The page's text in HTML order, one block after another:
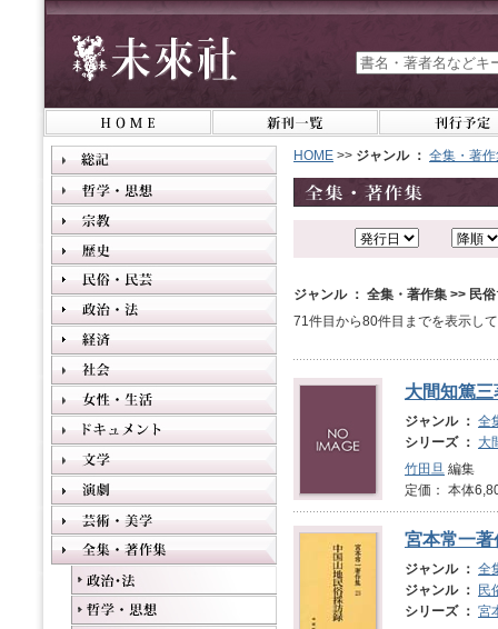
HOME >> ジャンル ： 全集・著
ジャンル ： 全集・著作集 >> 民俗
71件目から80件目までを表示し
大間知篤
ジャンル ： 全
シリーズ ： 大
竹田旦 編集
定価： 本体
宮本常一
ジャンル ： 全
ジャンル ：
民
シリーズ ： 宮